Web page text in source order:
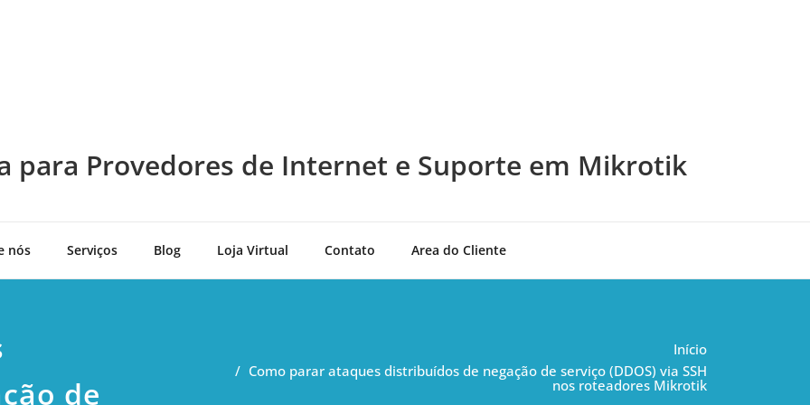
para Provedores de Internet e Suporte em Mikrotik
nós Serviços Blog Loja Virtual Contato Area do Cliente
de
Início
Como parar ataques distribuídos de negação de serviço (DDOS) via SSH
nos roteadores Mikrotik